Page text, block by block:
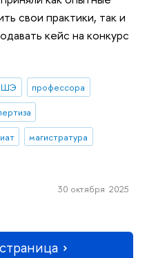
свои практики, так и
кейс на конкурс
профессора
магистратура
30 октября 2025